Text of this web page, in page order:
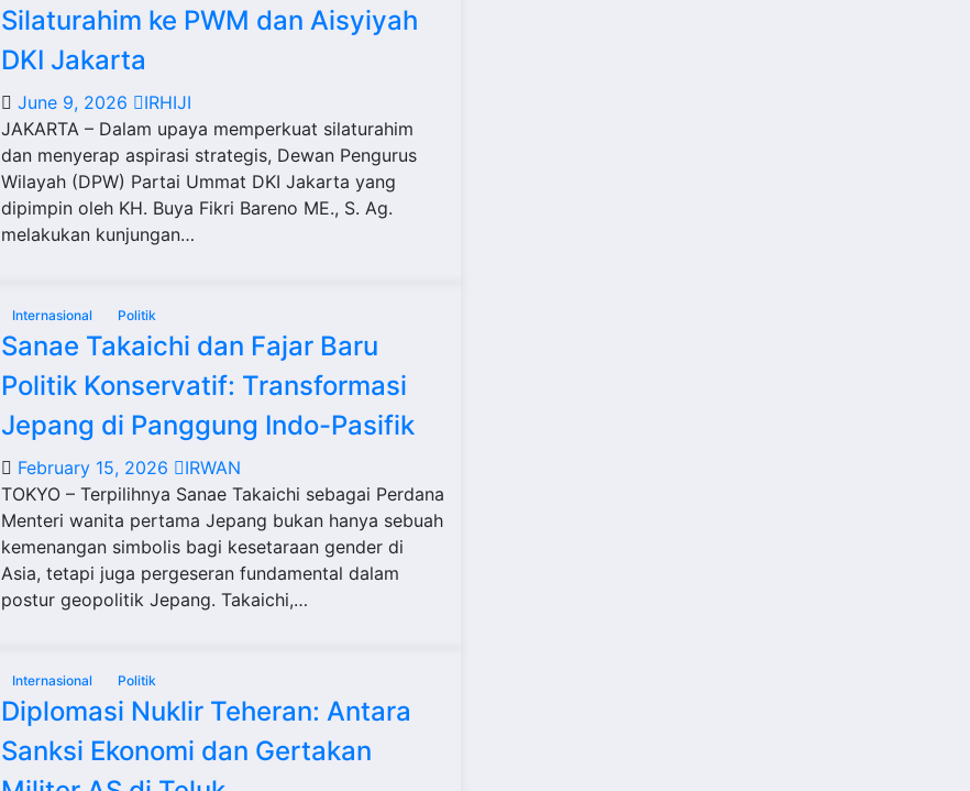
Silaturahim ke PWM dan Aisyiyah
DKI Jakarta
June 9, 2026
IRHIJI
JAKARTA – Dalam upaya memperkuat silaturahim
dan menyerap aspirasi strategis, Dewan Pengurus
Wilayah (DPW) Partai Ummat DKI Jakarta yang
dipimpin oleh KH. Buya Fikri Bareno ME., S. Ag.
melakukan kunjungan…
Internasional Politik
Sanae Takaichi dan Fajar Baru
Politik Konservatif: Transformasi
Jepang di Panggung Indo-Pasifik
February 15, 2026
IRWAN
TOKYO – Terpilihnya Sanae Takaichi sebagai Perdana
Menteri wanita pertama Jepang bukan hanya sebuah
kemenangan simbolis bagi kesetaraan gender di
Asia, tetapi juga pergeseran fundamental dalam
postur geopolitik Jepang. Takaichi,…
Internasional Politik
Diplomasi Nuklir Teheran: Antara
Sanksi Ekonomi dan Gertakan